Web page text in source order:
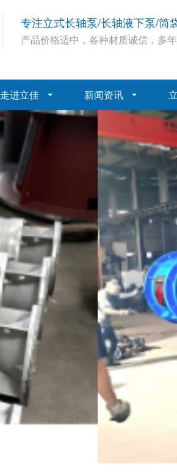
专注立式长轴泵/长轴液下泵/筒
产品价格适中，各种材质诚信，
走进立佳 新闻资讯